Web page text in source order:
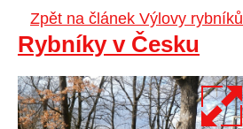
Zpět na článek Výlovy
Rybníky v Česku